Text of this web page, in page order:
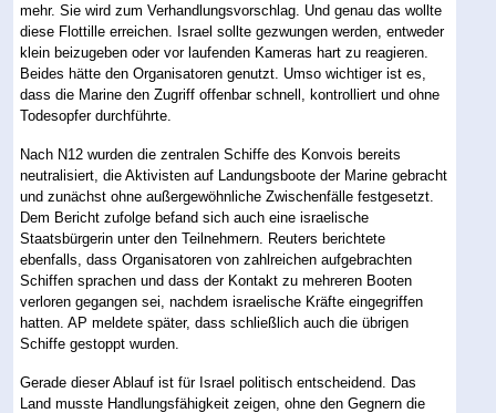
mehr. Sie wird zum Verhandlungsvorschlag. Und genau das wollte
diese Flottille erreichen. Israel sollte gezwungen werden, entweder
klein beizugeben oder vor laufenden Kameras hart zu reagieren.
Beides hätte den Organisatoren genutzt. Umso wichtiger ist es,
dass die Marine den Zugriff offenbar schnell, kontrolliert und ohne
Todesopfer durchführte.
Nach N12 wurden die zentralen Schiffe des Konvois bereits
neutralisiert, die Aktivisten auf Landungsboote der Marine gebracht
und zunächst ohne außergewöhnliche Zwischenfälle festgesetzt.
Dem Bericht zufolge befand sich auch eine israelische
Staatsbürgerin unter den Teilnehmern. Reuters berichtete
ebenfalls, dass Organisatoren von zahlreichen aufgebrachten
Schiffen sprachen und dass der Kontakt zu mehreren Booten
verloren gegangen sei, nachdem israelische Kräfte eingegriffen
hatten. AP meldete später, dass schließlich auch die übrigen
Schiffe gestoppt wurden.
Gerade dieser Ablauf ist für Israel politisch entscheidend. Das
Land musste Handlungsfähigkeit zeigen, ohne den Gegnern die